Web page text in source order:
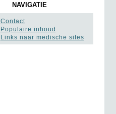
NAVIGATIE
Contact
Populaire inhoud
Links naar medische sites